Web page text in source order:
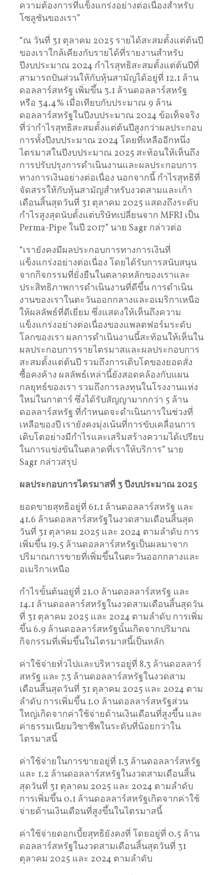
ความต้องการที่แข็งแกร่งอย่างต่อเนื่องสำหรับ
โซลูชันของเรา”
“ณ วันที่ 31 ตุลาคม 2025 รายได้สะสมตั้งแต่ต้นปี
ของเราใกล้เคียงกับรายได้ที่รายงานสำหรับ
ปีงบประมาณ 2024 กำไรสุทธิสะสมตั้งแต่ต้นปีที่
สามารถปันส่วนให้กับหุ้นสามัญได้อยู่ที่ 12.1 ล้าน
ดอลลาร์สหรัฐ เพิ่มขึ้น 3.1 ล้านดอลลาร์สหรัฐ
หรือ 34.4% เมื่อเทียบกับประมาณ 9 ล้าน
ดอลลาร์สหรัฐในปีงบประมาณ 2024 ข้อเท็จจริง
ที่ว่ากำไรสุทธิสะสมตั้งแต่ต้นปีสูงกว่าผลประกอบ
การทั้งปีงบประมาณ 2024 โดยที่เหลืออีกหนึ่ง
ไตรมาสในปีงบประมาณ 2025 สะท้อนให้เห็นถึง
การปรับปรุงการดำเนินงานและผลประกอบการ
ทางการเงินอย่างต่อเนื่อง นอกจากนี้ กำไรสุทธิที่
จัดสรรให้กับหุ้นสามัญสำหรับงวดสามและเก้า
เดือนสิ้นสุดวันที่ 31 ตุลาคม 2025 แสดงถึงระดับ
กำไรสูงสุดนับตั้งแต่บริษัทเปลี่ยนจาก MFRI เป็น
Perma-Pipe ในปี 2017” นาย Sagr กล่าวต่อ
“เรายังคงมีผลประกอบการทางการเงินที่
แข็งแกร่งอย่างต่อเนื่อง โดยได้รับการสนับสนุน
จากกิจกรรมที่ยั่งยืนในตลาดหลักของเราและ
ประสิทธิภาพการดำเนินงานที่ดีขึ้น การดำเนิน
งานของเราในตะวันออกกลางและอเมริกาเหนือ
ให้ผลลัพธ์ที่ดีเยี่ยม ซึ่งแสดงให้เห็นถึงความ
แข็งแกร่งอย่างต่อเนื่องของแพลตฟอร์มระดับ
โลกของเรา ผลการดำเนินงานนี้สะท้อนให้เห็นใน
ผลประกอบการรายไตรมาสและผลประกอบการ
สะสมตั้งแต่ต้นปี รวมถึงการเติบโตของยอดสั่ง
ซื้อคงค้าง ผลลัพธ์เหล่านี้ยังสอดคล้องกับแผน
กลยุทธ์ของเรา รวมถึงการลงทุนในโรงงานแห่ง
ใหม่ในกาตาร์ ซึ่งได้รับสัญญามากกว่า 5 ล้าน
ดอลลาร์สหรัฐ ที่กำหนดจะดำเนินการในช่วงที่
เหลือของปี เรายังคงมุ่งเน้นที่การขับเคลื่อนการ
เติบโตอย่างมีกำไรและเสริมสร้างความได้เปรียบ
ในการแข่งขันในตลาดที่เราให้บริการ” นาย
Sagr กล่าวสรุป
ผลประกอบการไตรมาสที่ 3ปีงบประมาณ 2025
ยอดขายสุทธิอยู่ที่ 61.1 ล้านดอลลาร์สหรัฐ และ
41.6 ล้านดอลลาร์สหรัฐในงวดสามเดือนสิ้นสุด
วันที่ 31 ตุลาคม 2025 และ 2024 ตามลำดับ การ
เพิ่มขึ้น 19.5 ล้านดอลลาร์สหรัฐเป็นผลมาจาก
ปริมาณการขายที่เพิ่มขึ้นในตะวันออกกลางและ
อเมริกาเหนือ
กำไรขั้นต้นอยู่ที่ 21.0 ล้านดอลลาร์สหรัฐ และ
14.1 ล้านดอลลาร์สหรัฐในงวดสามเดือนสิ้นสุดวัน
ที่ 31 ตุลาคม 2025 และ 2024 ตามลำดับ การเพิ่ม
ขึ้น 6.9 ล้านดอลลาร์สหรัฐนั้นเกิดจากปริมาณ
กิจกรรมที่เพิ่มขึ้นในไตรมาสนี้เป็นหลัก
ค่าใช้จ่ายทั่วไปและบริหารอยู่ที่ 8.3 ล้านดอลลาร์
สหรัฐ และ 7.3 ล้านดอลลาร์สหรัฐในงวดสาม
เดือนสิ้นสุดวันที่ 31 ตุลาคม 2025 และ 2024 ตาม
ลำดับ การเพิ่มขึ้น 1.0 ล้านดอลลาร์สหรัฐส่วน
ใหญ่เกิดจากค่าใช้จ่ายด้านเงินเดือนที่สูงขึ้น และ
ค่าธรรมเนียมวิชาชีพในระดับที่น้อยกว่าใน
ไตรมาสนี้
ค่าใช้จ่ายในการขายอยู่ที่ 1.3 ล้านดอลลาร์สหรัฐ
และ 1.2 ล้านดอลลาร์สหรัฐในงวดสามเดือนสิ้น
สุดวันที่ 31 ตุลาคม 2025 และ 2024 ตามลำดับ
การเพิ่มขึ้น 0.1 ล้านดอลลาร์สหรัฐเกิดจากค่าใช้
จ่ายด้านเงินเดือนที่สูงขึ้นในไตรมาสนี้
ค่าใช้จ่ายดอกเบี้ยสุทธิยังคงที่ โดยอยู่ที่ 0.5 ล้าน
ดอลลาร์สหรัฐในงวดสามเดือนสิ้นสุดวันที่ 31
ตุลาคม 2025 และ 2024 ตามลำดับ